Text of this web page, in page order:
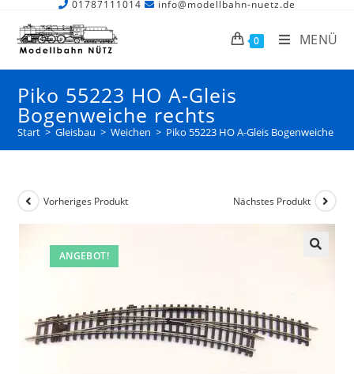
01787111014 info@modellbahn-nuetz.de
0 MENÜ
Piko 55223 HO A-Gleis
Bogenweiche rechts
Start > Gleisbau > Weichen > Piko 55223 HO A-Gleis Bogenweiche
ANGEBOT!
Vorheriges Produkt Nächstes Produkt